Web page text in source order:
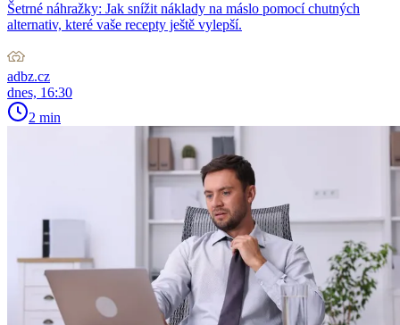
Šetrné náhražky: Jak snížit náklady na máslo pomocí chutných
alternativ, které vaše recepty ještě vylepší.
adbz.cz
dnes, 16:30
2 min